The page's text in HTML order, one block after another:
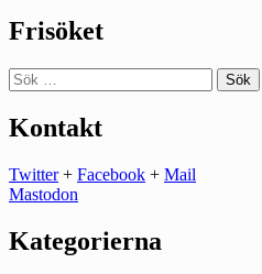
Frisöket
Sök
efter:
Kontakt
Twitter+ Facebook + Mail
Mastodon
Kategorierna